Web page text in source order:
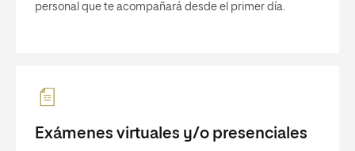
personal que te acompañará desde el primer día.
Exámenes virtuales y/o presenciales